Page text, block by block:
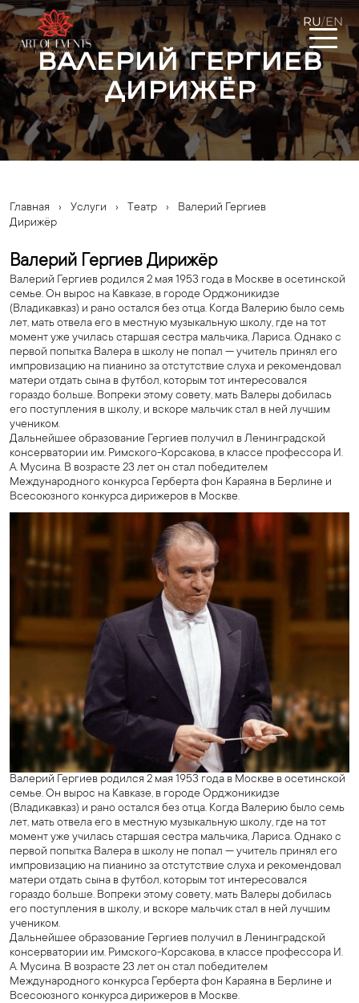
RU/EN
Валерий Гергиев
Дирижёр
Главная › Услуги › Театр ›
Валерий Гергиев
Дирижёр
Валерий Гергиев Дирижёр
Валерий Гергиев родился 2 мая 1953 года в Москве в осетинской
семье. Он вырос на Кавказе, в городе Орджоникидзе
(Владикавказ) и рано остался без отца. Когда Валерию было семь
лет, мать отвела его в местную музыкальную школу, где на тот
момент уже училась старшая сестра мальчика, Лариса. Однако с
первой попытка Валера в школу не попал — учитель принял его
импровизацию на пианино за отстутствие слуха и рекомендовал
матери отдать сына в футбол, которым тот интересовался
гораздо больше. Вопреки этому совету, мать Валеры добилась
его поступления в школу, и вскоре мальчик стал в ней лучшим
учеником.
Дальнейшее образование Гергиев получил в Ленинградской
консерватории им. Римского-Корсакова, в классе профессора И.
А. Мусина. В возрасте 23 лет он стал победителем
Международного конкурса Герберта фон Караяна в Берлине и
Всесоюзного конкурса дирижеров в Москве.
Валерий Гергиев родился 2 мая 1953 года в Москве в осетинской
семье. Он вырос на Кавказе, в городе Орджоникидзе
(Владикавказ) и рано остался без отца. Когда Валерию было семь
лет, мать отвела его в местную музыкальную школу, где на тот
момент уже училась старшая сестра мальчика, Лариса. Однако с
первой попытка Валера в школу не попал — учитель принял его
импровизацию на пианино за отстутствие слуха и рекомендовал
матери отдать сына в футбол, которым тот интересовался
гораздо больше. Вопреки этому совету, мать Валеры добилась
его поступления в школу, и вскоре мальчик стал в ней лучшим
учеником.
Дальнейшее образование Гергиев получил в Ленинградской
консерватории им. Римского-Корсакова, в классе профессора И.
А. Мусина. В возрасте 23 лет он стал победителем
Международного конкурса Герберта фон Караяна в Берлине и
Всесоюзного конкурса дирижеров в Москве.